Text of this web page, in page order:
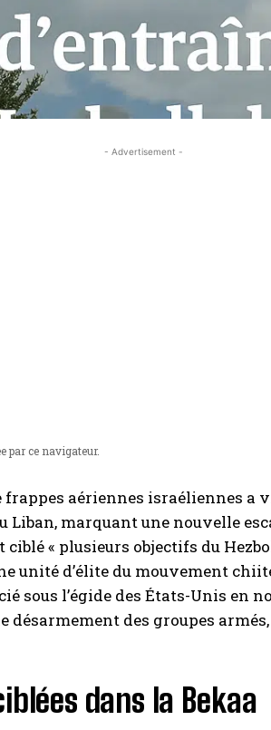
- Advertisement -
par ce navigateur.
frappes aériennes israéliennes a
Liban, marquant une nouvelle
ciblé « plusieurs objectifs du
unité d’élite du mouvement
sous l’égide des États-Unis en
désarmement des groupes
dans la Bekaa